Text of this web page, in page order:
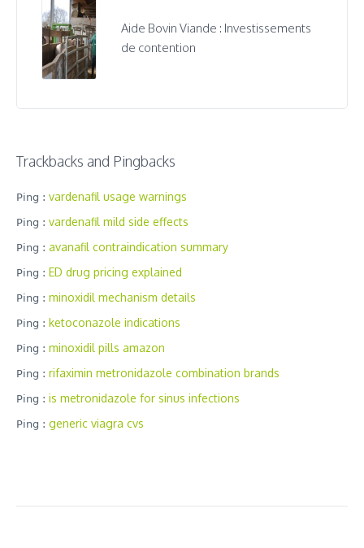
Aide Bovin Viande : Investissements
de contention
Trackbacks and Pingbacks
Ping : vardenafil usage warnings
Ping : vardenafil mild side effects
Ping : avanafil contraindication summary
Ping : ED drug pricing explained
Ping : minoxidil mechanism details
Ping : ketoconazole indications
Ping : minoxidil pills amazon
Ping : rifaximin metronidazole combination brands
Ping : is metronidazole for sinus infections
Ping : generic viagra cvs